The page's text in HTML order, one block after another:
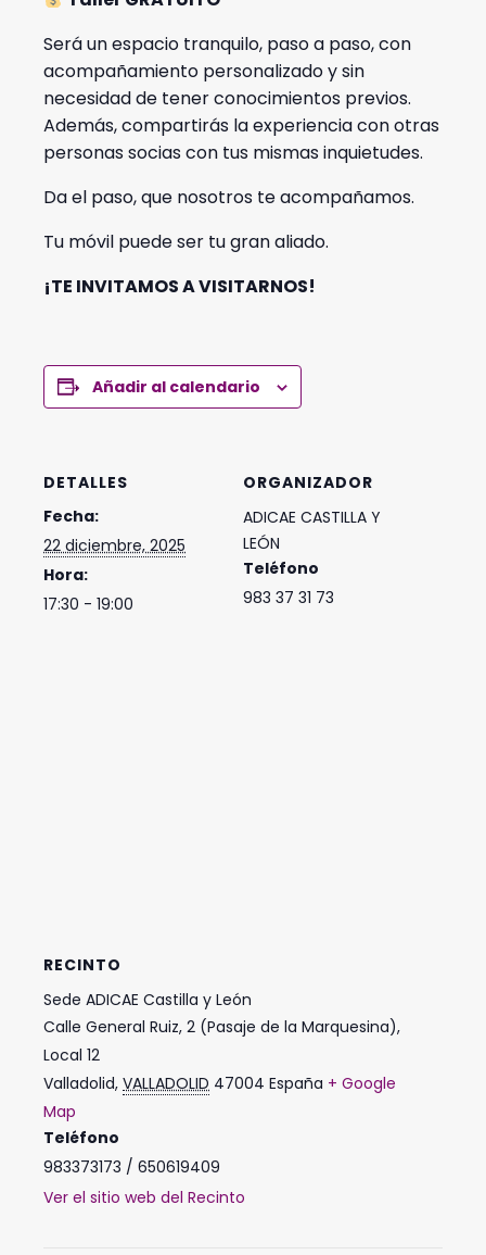
Será un espacio tranquilo, paso a paso, con
acompañamiento personalizado y sin
necesidad de tener conocimientos previos.
Además, compartirás la experiencia con otras
personas socias con tus mismas inquietudes.
Da el paso, que nosotros te acompañamos.
Tu móvil puede ser tu gran aliado.
¡TE INVITAMOS A VISITARNOS!
Añadir al calendario
DETALLES
Fecha:
22 diciembre, 2025
Hora:
17:30 - 19:00
ORGANIZADOR
ADICAE CASTILLA Y
LEÓN
Teléfono
983 37 31 73
RECINTO
Sede ADICAE Castilla y León
Calle General Ruiz, 2 (Pasaje de la Marquesina),
Local 12
Valladolid, VALLADOLID 47004 España + Google
Map
Teléfono
983373173 / 650619409
Ver el sitio web del Recinto